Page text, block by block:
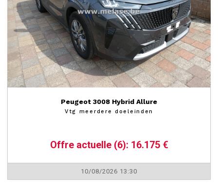
Peugeot 3008 Hybrid Allure
Vtg meerdere doeleinden
Offre actuelle (6): 16.175 €
10/08/2026 13:30